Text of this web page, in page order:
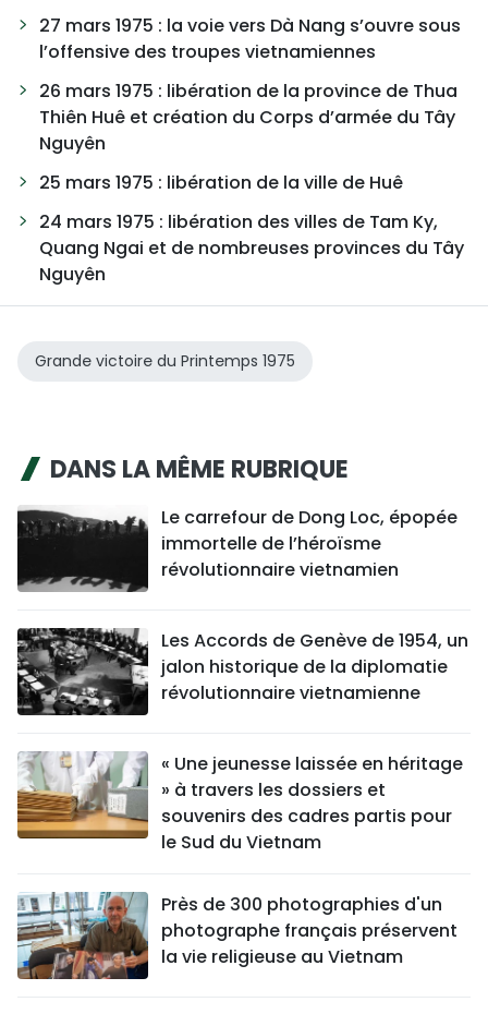
27 mars 1975 : la voie vers Dà Nang s’ouvre sous
l’offensive des troupes vietnamiennes
26 mars 1975 : libération de la province de Thua
Thiên Huê et création du Corps d’armée du Tây
Nguyên
25 mars 1975 : libération de la ville de Huê
24 mars 1975 : libération des villes de Tam Ky,
Quang Ngai et de nombreuses provinces du Tây
Nguyên
Grande victoire du Printemps 1975
DANS LA MÊME RUBRIQUE
Le carrefour de Dong Loc, épopée
immortelle de l’héroïsme
révolutionnaire vietnamien
Les Accords de Genève de 1954, un
jalon historique de la diplomatie
révolutionnaire vietnamienne
« Une jeunesse laissée en héritage
» à travers les dossiers et
souvenirs des cadres partis pour
le Sud du Vietnam
Près de 300 photographies d'un
photographe français préservent
la vie religieuse au Vietnam